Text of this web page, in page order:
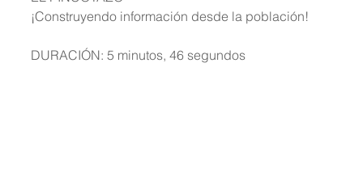
¡Construyendo información desde la población!
DURACIÓN: 5 minutos, 46 segundos